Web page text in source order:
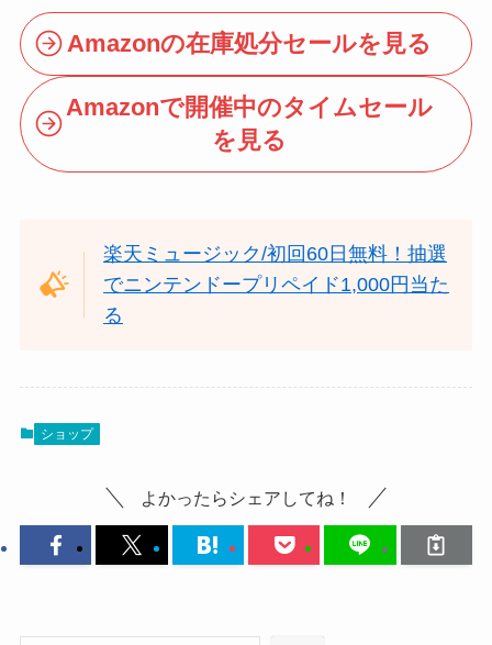
Amazonの在庫処分セールを見る
Amazonで開催中のタイムセール
を見る
楽天ミュージック/初回60日無料！抽選
でニンテンドープリペイド1,000円当た
る
ショップ
よかったらシェアしてね！